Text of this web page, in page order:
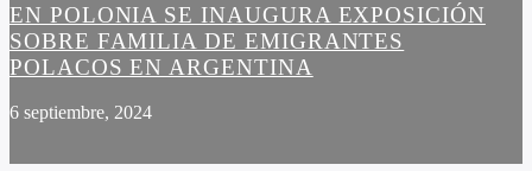
EN POLONIA SE INAUGURA EXPOSICIÓN
SOBRE FAMILIA DE EMIGRANTES
POLACOS EN ARGENTINA
6 septiembre, 2024